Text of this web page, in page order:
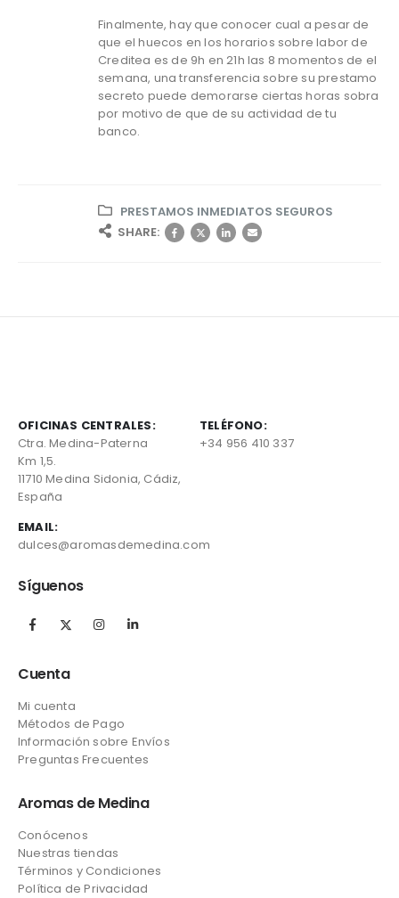
Finalmente, hay que conocer cual a pesar de
que el huecos en los horarios sobre labor de
Creditea es de 9h en 21h las 8 momentos de el
semana, una transferencia sobre su prestamo
secreto puede demorarse ciertas horas sobra
por motivo de que de su actividad de tu
banco.
PRESTAMOS INMEDIATOS SEGUROS
SHARE:
OFICINAS CENTRALES:
Ctra. Medina-Paterna
Km 1,5.
11710 Medina Sidonia, Cádiz,
España
TELÉFONO:
+34 956 410 337
EMAIL:
dulces@aromasdemedina.com
Síguenos
Cuenta
Mi cuenta
Métodos de Pago
Información sobre Envíos
Preguntas Frecuentes
Aromas de Medina
Conócenos
Nuestras tiendas
Términos y Condiciones
Política de Privacidad